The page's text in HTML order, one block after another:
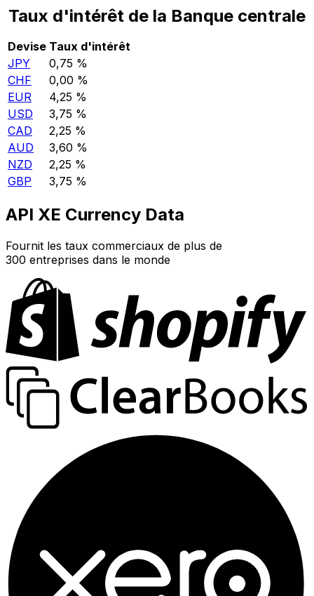
Taux d'intérêt de la Banque centrale
Devise Taux d'intérêt
JPY
0,75 %
CHF
0,00 %
EUR
4,25 %
USD
3,75 %
CAD
2,25 %
AUD
3,60 %
NZD
2,25 %
GBP
3,75 %
API XE Currency Data
Fournit les taux commerciaux de plus de
300 entreprises dans le monde